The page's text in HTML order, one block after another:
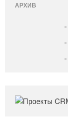
АРХИВ